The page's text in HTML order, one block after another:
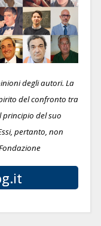
degli autori. La
del confronto tra
principio del suo
pertanto, non